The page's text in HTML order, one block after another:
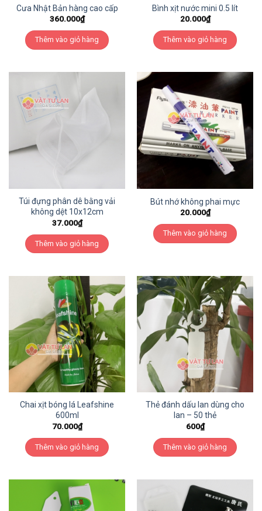
Cưa Nhật Bản hàng cao cấp
360.000₫
Thêm vào giỏ hàng
Bình xịt nước mini 0.5 lít
20.000₫
Thêm vào giỏ hàng
Túi đựng phân dê bằng vải
không dệt 10x12cm
37.000₫
Thêm vào giỏ hàng
Bút nhớ không phai mực
20.000₫
Thêm vào giỏ hàng
Chai xịt bóng lá Leafshine
600ml
70.000₫
Thêm vào giỏ hàng
Thẻ đánh dấu lan dùng cho
lan – 50 thẻ
600₫
Thêm vào giỏ hàng